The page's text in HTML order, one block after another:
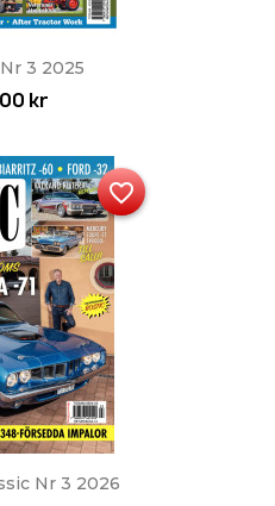
3 2025
kr
Nr 3 2026
favorite_border